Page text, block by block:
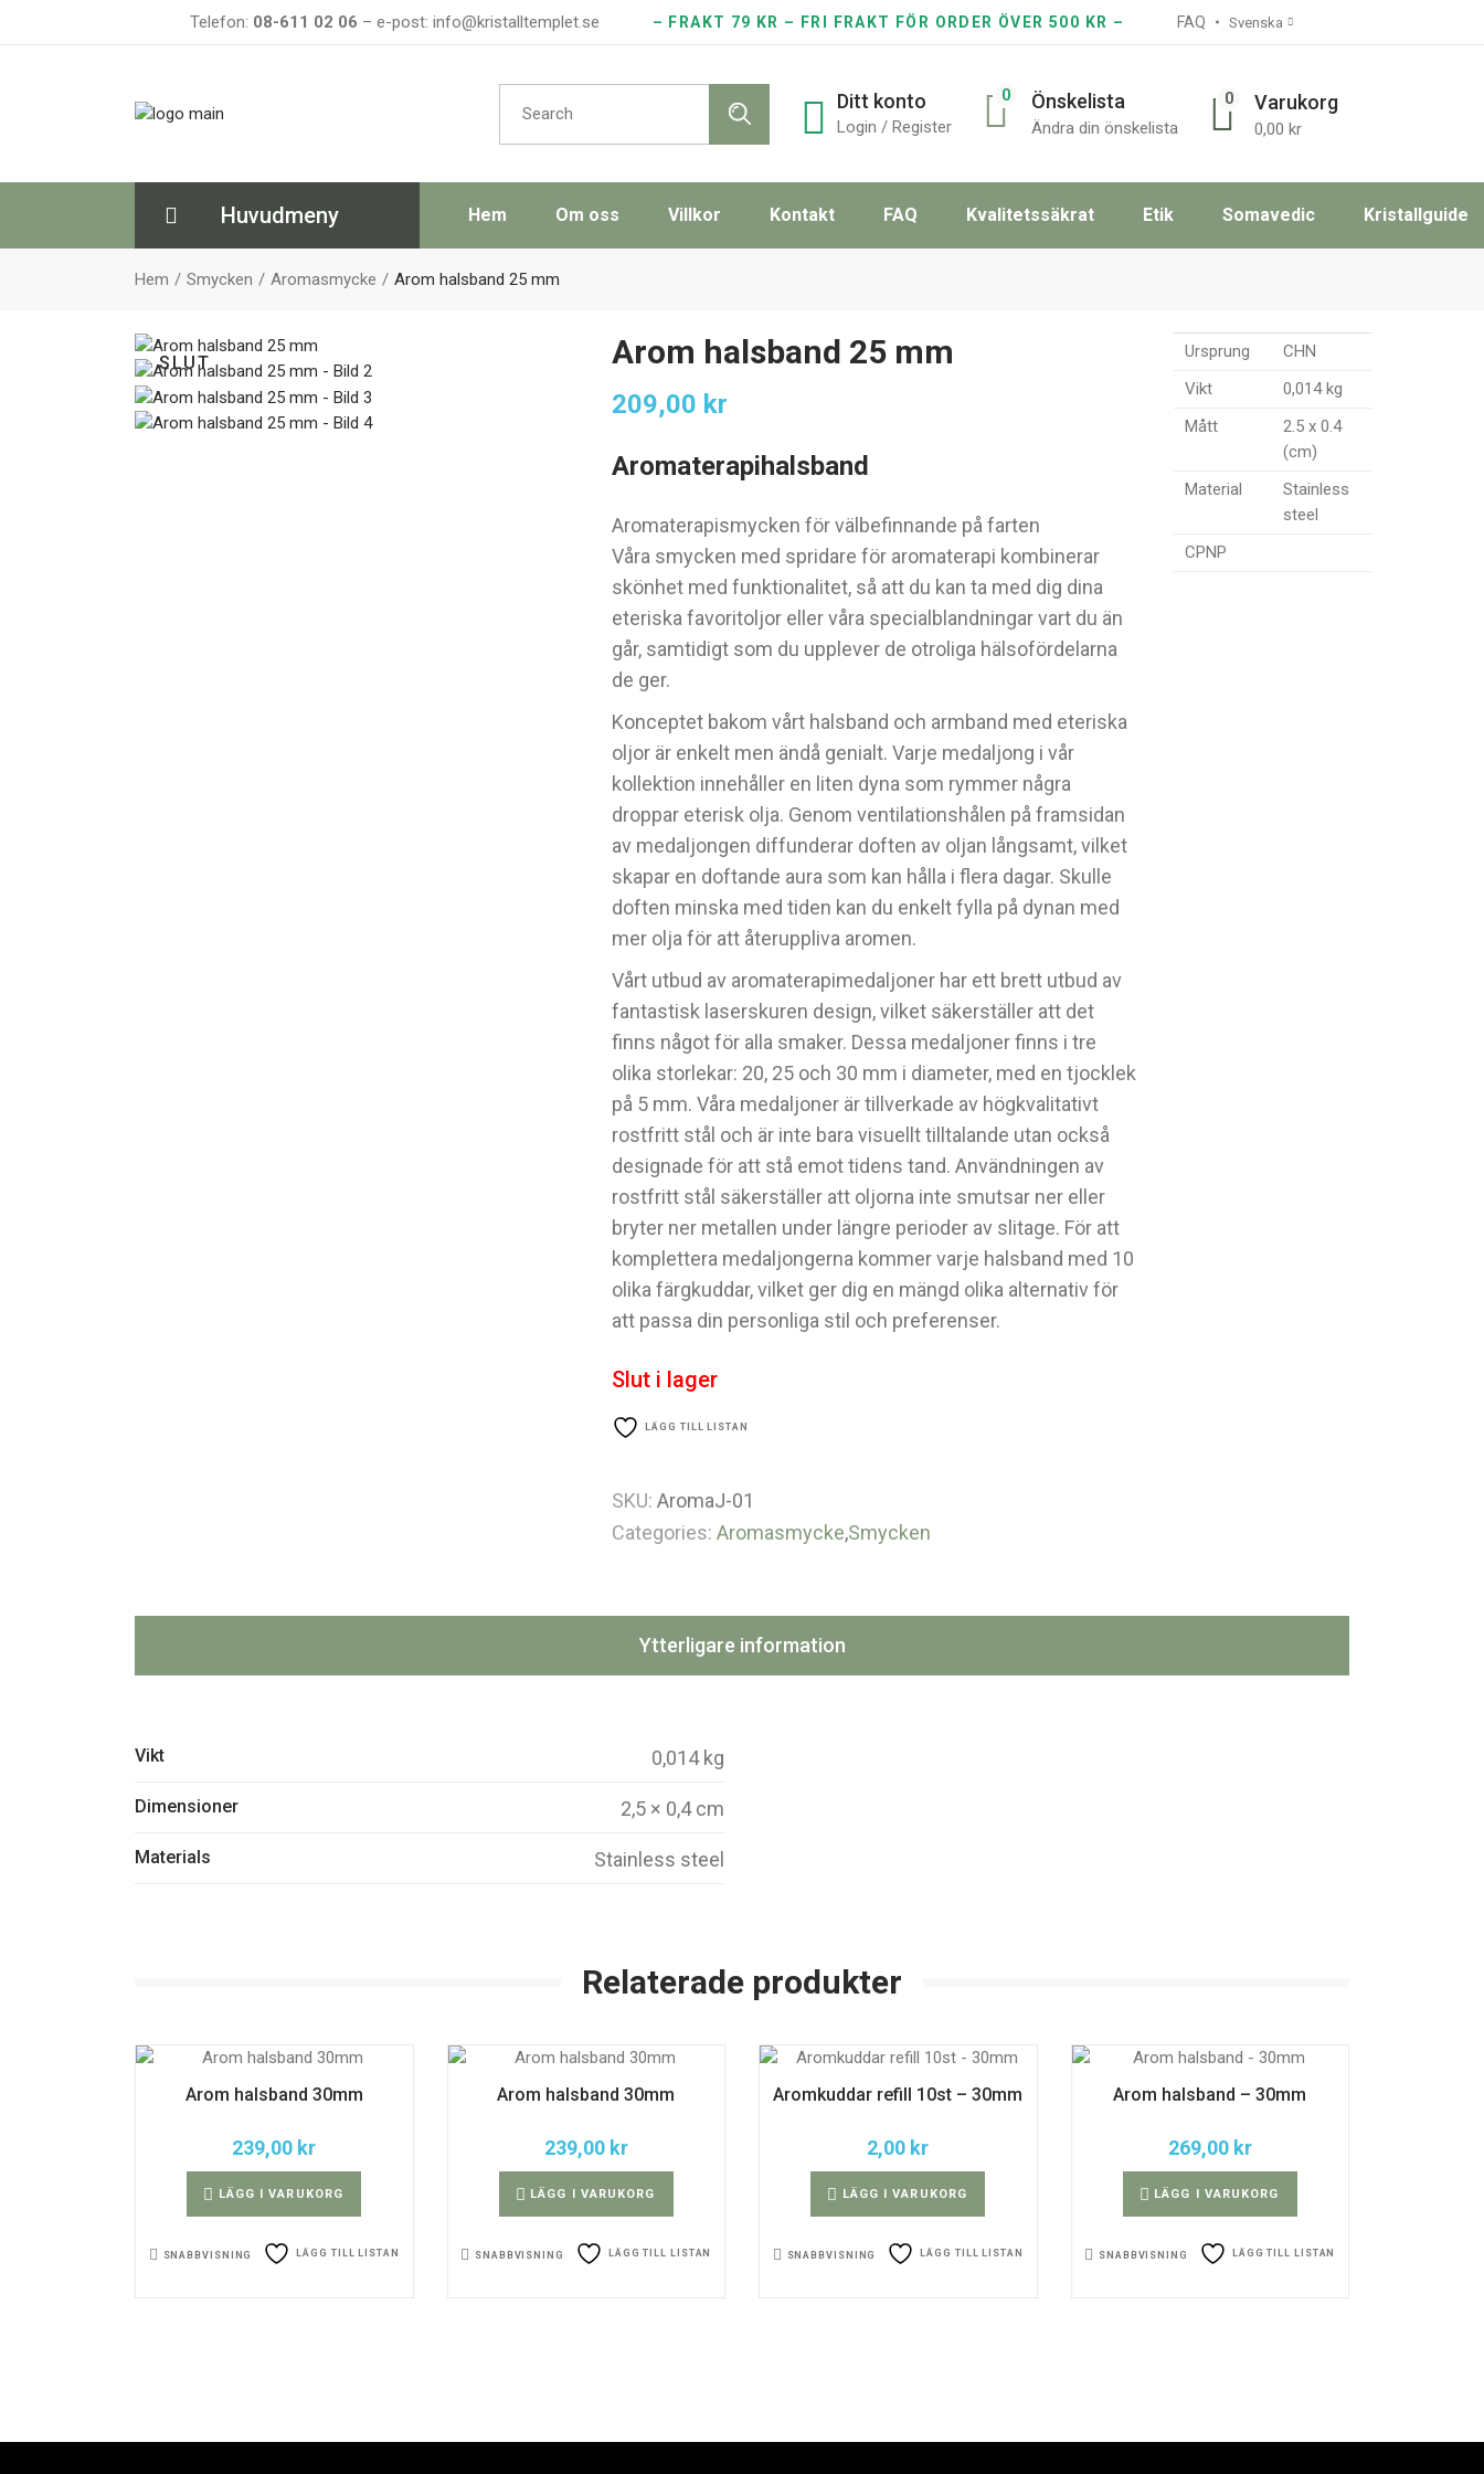
Telefon: 08-611 02 06 – e-post: info@kristalltemplet.se – FRAKT 79 KR – FRI FRAKT FÖR ORDER ÖVER 500 KR – FAQ Svenska
Search
for:
Ditt konto
Login / Register
0 Önskelista
Ändra din önskelista
0 Varukorg
0,00 kr
Huvudmeny Hem Om oss Villkor Kontakt FAQ Kvalitetssäkrat Etik Somavedic Kristallguide
Hem Smycken Aromasmycke Arom halsband 25 mm
SLUT Arom halsband 25 mm
209,00 kr
Aromaterapihalsband
Aromaterapismycken för välbefinnande på farten
Våra smycken med spridare för aromaterapi kombinerar
skönhet med funktionalitet, så att du kan ta med dig dina
eteriska favoritoljor eller våra specialblandningar vart du än
går, samtidigt som du upplever de otroliga hälsofördelarna
de ger.
Konceptet bakom vårt halsband och armband med eteriska
oljor är enkelt men ändå genialt. Varje medaljong i vår
kollektion innehåller en liten dyna som rymmer några
droppar eterisk olja. Genom ventilationshålen på framsidan
av medaljongen diffunderar doften av oljan långsamt, vilket
skapar en doftande aura som kan hålla i flera dagar. Skulle
doften minska med tiden kan du enkelt fylla på dynan med
mer olja för att återuppliva aromen.
Vårt utbud av aromaterapimedaljoner har ett brett utbud av
fantastisk laserskuren design, vilket säkerställer att det
finns något för alla smaker. Dessa medaljoner finns i tre
olika storlekar: 20, 25 och 30 mm i diameter, med en tjocklek
på 5 mm. Våra medaljoner är tillverkade av högkvalitativt
rostfritt stål och är inte bara visuellt tilltalande utan också
designade för att stå emot tidens tand. Användningen av
rostfritt stål säkerställer att oljorna inte smutsar ner eller
bryter ner metallen under längre perioder av slitage. För att
komplettera medaljongerna kommer varje halsband med 10
olika färgkuddar, vilket ger dig en mängd olika alternativ för
att passa din personliga stil och preferenser.
Slut i lager
LÄGG TILL LISTAN
SKU: AromaJ-01
Categories: Aromasmycke,Smycken
Ursprung
CHN
Vikt
0,014 kg
Mått
2.5 x 0.4
(cm)
Material
Stainless
steel
CPNP
Ytterligare information
Vikt 0,014 kg
Dimensioner 2,5 × 0,4 cm
Materials Stainless steel
Relaterade produkter
Arom halsband 30mm
239,00 kr
LÄGG I VARUKORG
SNABBVISNING LÄGG TILL LISTAN
Arom halsband 30mm
239,00 kr
LÄGG I VARUKORG
SNABBVISNING LÄGG TILL LISTAN
Aromkuddar refill 10st – 30mm
2,00 kr
LÄGG I VARUKORG
SNABBVISNING LÄGG TILL LISTAN
Arom halsband – 30mm
269,00 kr
LÄGG I VARUKORG
SNABBVISNING LÄGG TILL LISTAN